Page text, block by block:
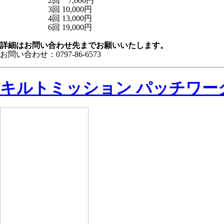
3回 10,000円
4回 13,000円
6回 19,000円
詳細はお問い合わせ先までお願いいたします。
お問い合わせ：0797-86-6573
キルトミッション パッチワー